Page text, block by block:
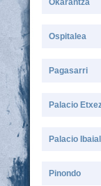
Okarantza
Ospitalea
Pagasarri
Palacio
Palacio
Pinondo